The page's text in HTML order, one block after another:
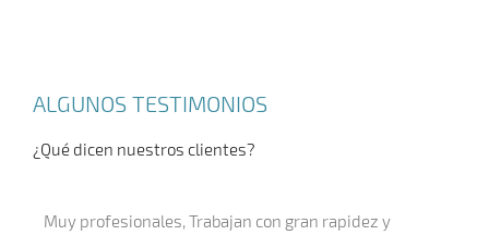
ALGUNOS TESTIMONIOS
¿Qué dicen nuestros clientes?
Muy profesionales, Trabajan con gran rapidez y